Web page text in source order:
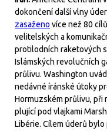
dokončení další vlny
zasaženo více než 80
velitelských a
protilodních raketových
Islámských revolučních
průlivu. Washington
nedávné íránské útoky
Hormuzském průlivu, při
plující pod vlajkami
Libérie. Cílem úderů